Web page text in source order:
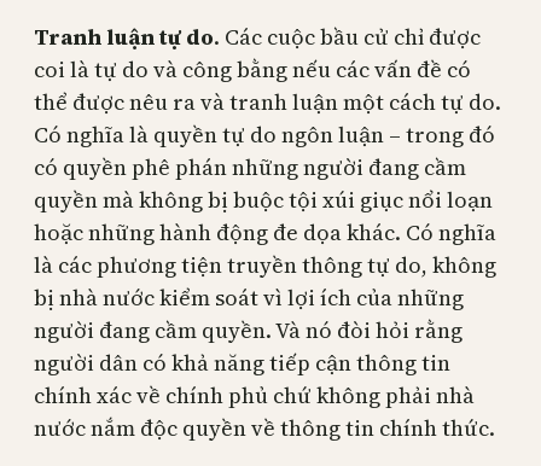
Tranh luận tự do. Các cuộc bầu cử chỉ được
coi là tự do và công bằng nếu các vấn đề có
thể được nêu ra và tranh luận một cách tự do.
Có nghĩa là quyền tự do ngôn luận – trong đó
có quyền phê phán những người đang cầm
quyền mà không bị buộc tội xúi giục nổi loạn
hoặc những hành động đe dọa khác. Có nghĩa
là các phương tiện truyền thông tự do, không
bị nhà nước kiểm soát vì lợi ích của những
người đang cầm quyền. Và nó đòi hỏi rằng
người dân có khả năng tiếp cận thông tin
chính xác về chính phủ chứ không phải nhà
nước nắm độc quyền về thông tin chính thức.